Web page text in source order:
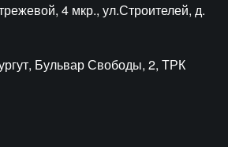
4 мкр., ул.Строителей, д.
Бульвар Свободы, 2, ТРК